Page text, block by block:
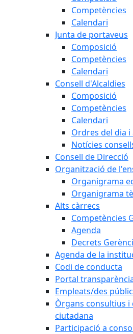
Competències
Calendari
Junta de portaveus
Composició
Competències
Calendari
Consell d'Alcaldies
Composició
Competències
Calendari
Ordres del dia i
Notícies
Consell de Direcció
Organització de
Organigrama
Organigrama
Alts càrrecs
Competències
Agenda
Decrets
Agenda de la
Codi de conducta
Portal
Empleats/des
Òrgans consultius
ciutadana
Participació a